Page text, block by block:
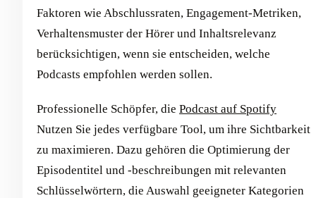
Faktoren wie Abschlussraten, Engagement-Metriken,
Verhaltensmuster der Hörer und Inhaltsrelevanz
berücksichtigen, wenn sie entscheiden, welche
Podcasts empfohlen werden sollen.
Professionelle Schöpfer, die Podcast auf Spotify
Nutzen Sie jedes verfügbare Tool, um ihre Sichtbarkeit
zu maximieren. Dazu gehören die Optimierung der
Episodentitel und -beschreibungen mit relevanten
Schlüsselwörtern, die Auswahl geeigneter Kategorien